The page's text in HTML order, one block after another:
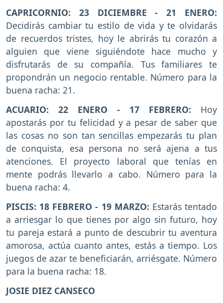
CAPRICORNIO: 23 DICIEMBRE - 21 ENERO:
Decidirás cambiar tu estilo de vida y te olvidarás
de recuerdos tristes, hoy le abrirás tu corazón a
alguien que viene siguiéndote hace mucho y
disfrutarás de su compañía. Tus familiares te
propondrán un negocio rentable. Número para la
buena racha: 21.
ACUARIO: 22 ENERO - 17 FEBRERO: Hoy
apostarás por tu felicidad y a pesar de saber que
las cosas no son tan sencillas empezarás tu plan
de conquista, esa persona no será ajena a tus
atenciones. El proyecto laboral que tenías en
mente podrás llevarlo a cabo. Número para la
buena racha: 4.
PISCIS: 18 FEBRERO - 19 MARZO: Estarás tentado
a arriesgar lo que tienes por algo sin futuro, hoy
tu pareja estará a punto de descubrir tu aventura
amorosa, actúa cuanto antes, estás a tiempo. Los
juegos de azar te beneficiarán, arriésgate. Número
para la buena racha: 18.
JOSIE DIEZ CANSECO